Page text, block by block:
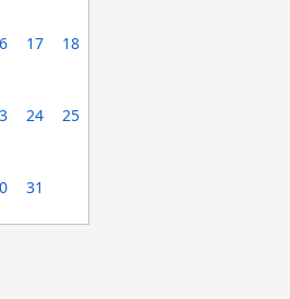
17 18
24 25
31